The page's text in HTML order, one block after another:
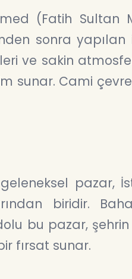
(Fatih Sultan
sonra
ve sakin
sunar. Cami
pazar,
biridir.
bu pazar,
fırsat sunar.